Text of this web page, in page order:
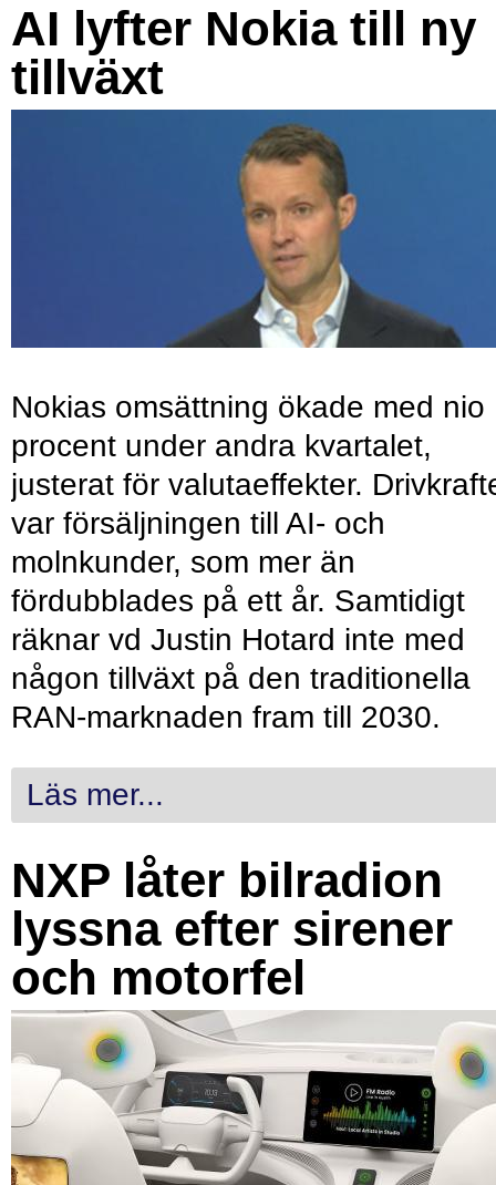
AI lyfter Nokia till ny
tillväxt
Nokias omsättning ökade med nio
procent under andra kvartalet,
justerat för valutaeffekter.
var försäljningen till AI- och
molnkunder, som mer än
fördubblades på ett år. Samtidigt
räknar vd Justin Hotard inte med
någon tillväxt på den traditionella
RAN-marknaden fram till 2030.
Läs mer...
NXP låter bilradion
lyssna efter sirener
och motorfel